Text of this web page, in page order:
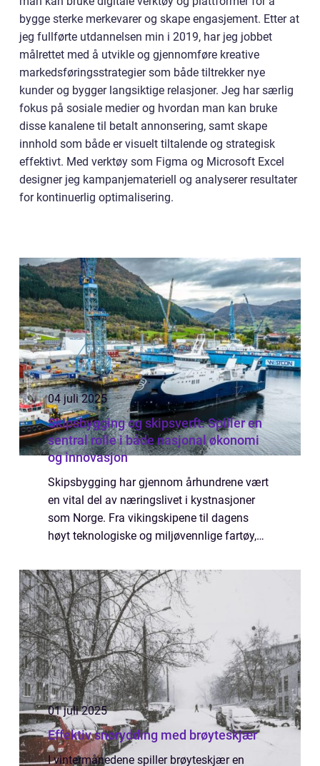
bygge sterke merkevarer og skape engasjement. Etter at
jeg fullførte utdannelsen min i 2019, har jeg jobbet
målrettet med å utvikle og gjennomføre kreative
markedsføringsstrategier som både tiltrekker nye
kunder og bygger langsiktige relasjoner. Jeg har særlig
fokus på sosiale medier og hvordan man kan bruke
disse kanalene til betalt annonsering, samt skape
innhold som både er visuelt tiltalende og strategisk
effektivt. Med verktøy som Figma og Microsoft Excel
designer jeg kampanjemateriell og analyserer resultater
for kontinuerlig optimalisering.
04 juli 2025
Skipsbygging og skipsverft: Spiller en
sentral rolle i både nasjonal økonomi
og innovasjon
Skipsbygging har gjennom århundrene vært
en vital del av næringslivet i kystnasjoner
som Norge. Fra vikingskipene til dagens
høyt teknologiske og miljøvennlige fartøy,
01 juli 2025
Effektiv snørydding med brøyteskjær
I vintermånedene spiller brøyteskjær en